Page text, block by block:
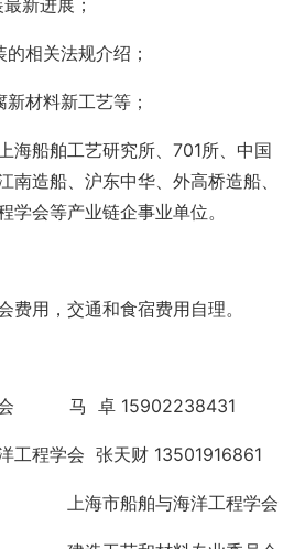
相关法规介绍；
材料新工艺等；
船舶工艺研究所、701所、中国
南造船、沪东中华、外高桥造船、
学会等产业链企事业单位。
用，交通和食宿费用自理。
会 马 卓 15902238431
程学会 张天财 13501916861
上海市船舶与海洋工程学会